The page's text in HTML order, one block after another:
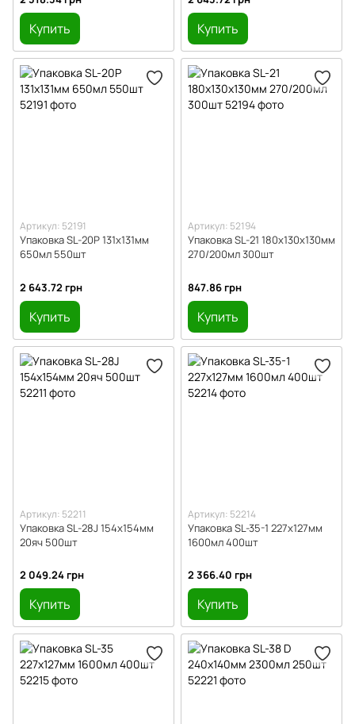
Купить Купить
Артикул: 52191
Упаковка SL-20Р 131х131мм
650мл 550шт
2 643.72 грн
Купить
Артикул: 52194
Упаковка SL-21 180х130х130мм
270/200мл 300шт
847.86 грн
Купить
Артикул: 52211
Упаковка SL-28J 154х154мм
20яч 500шт
2 049.24 грн
Купить
Артикул: 52214
Упаковка SL-35-1 227х127мм
1600мл 400шт
2 366.40 грн
Купить